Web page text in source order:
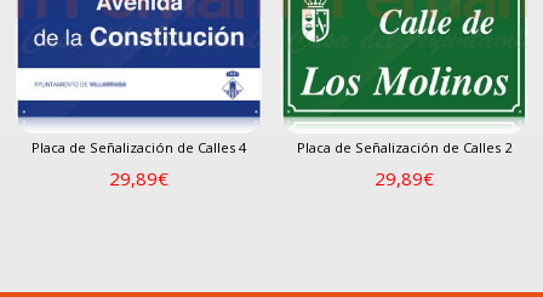
Placa de Señalización de Calles 4
29,89€
Placa de Señalización de Calles 2
29,89€